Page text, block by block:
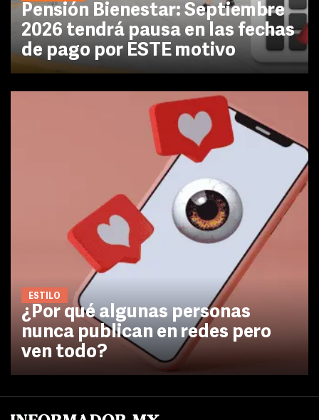
Pensión Bienestar: Septiembre
2026 tendrá pausa en las fechas
de pago por ESTE motivo
ESTILO
¿Por qué algunas personas
nunca publican en redes pero
ven todo?